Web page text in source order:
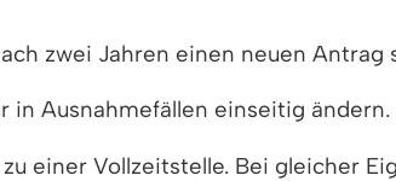
zwei Jahren einen neuen Antrag
Ausnahmefällen einseitig ändern.
einer Vollzeitstelle. Bei gleicher